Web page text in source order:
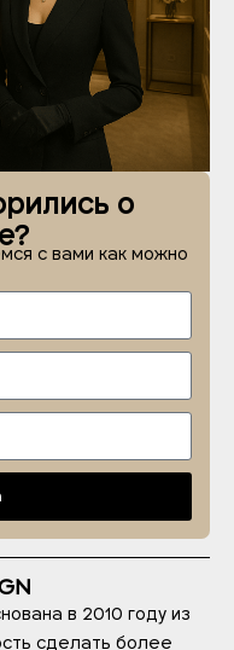
о
с вами как можно
в 2010 году из
сделать более